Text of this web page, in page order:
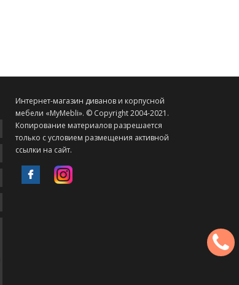
Интернет-магазин диванов и корпусной
мебели «MyMebli». © Copyright 2004-2021.
Копирование материалов разрешается
только с условием размещения активной
ссылки на сайт.